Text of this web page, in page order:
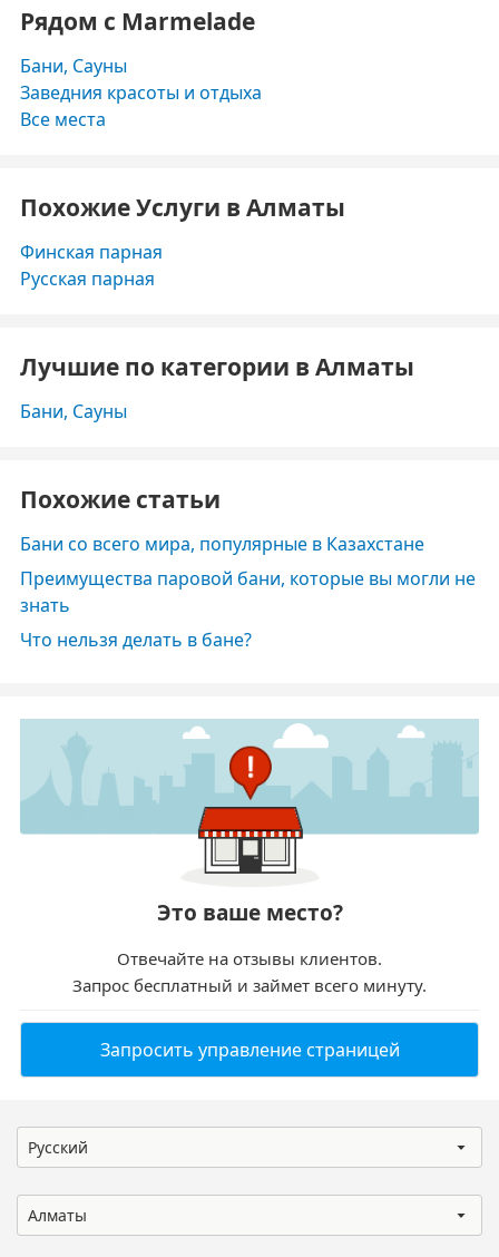
Рядом с Marmelade
Бани, Сауны
Заведния красоты и отдыха
Все места
Похожие Услуги в Алматы
Финская парная
Русская парная
Лучшие по категории в Алматы
Бани, Сауны
Похожие статьи
Бани со всего мира, популярные в Казахстане
Преимущества паровой бани, которые вы могли не
знать
Что нельзя делать в бане?
Это ваше место?
Отвечайте на отзывы клиентов.
Запрос бесплатный и займет всего минуту.
Запросить управление страницей
Русский
Алматы